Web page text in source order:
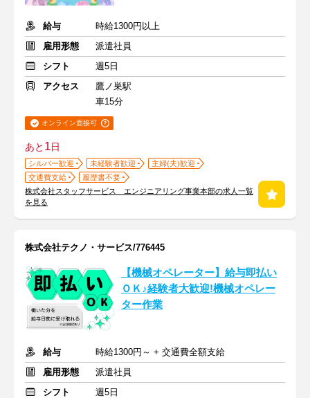
給与
時給1300円以上
雇用形態
派遣社員
シフト
週5日
アクセス
鷹ノ巣駅
車15分
オンライン面接可
あと 1日
シルバー歓迎 未経験者歓迎
主婦(夫)歓迎
交通費支給
履歴書不要
株式会社スタッフサービス エンジニアリング事業本部の求人一覧
を見る
株式会社テクノ・サービス/776445
【機械オペレーター】給与即払い
ＯＫ♪経験者大歓迎!機械オペレー
ター作業
給与
時給1300円～ + 交通費全額支給
雇用形態
派遣社員
シフト
週5日